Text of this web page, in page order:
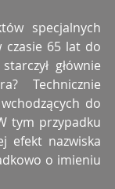
specjalnych
czasie 65 lat do
głównie
Technicznie
do
tym przypadku
efekt nazwiska
o imieniu